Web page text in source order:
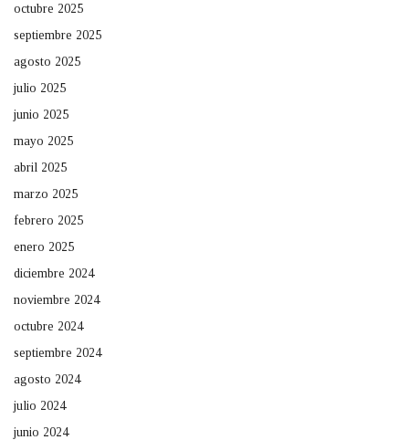
octubre 2025
septiembre 2025
agosto 2025
julio 2025
junio 2025
mayo 2025
abril 2025
marzo 2025
febrero 2025
enero 2025
diciembre 2024
noviembre 2024
octubre 2024
septiembre 2024
agosto 2024
julio 2024
junio 2024